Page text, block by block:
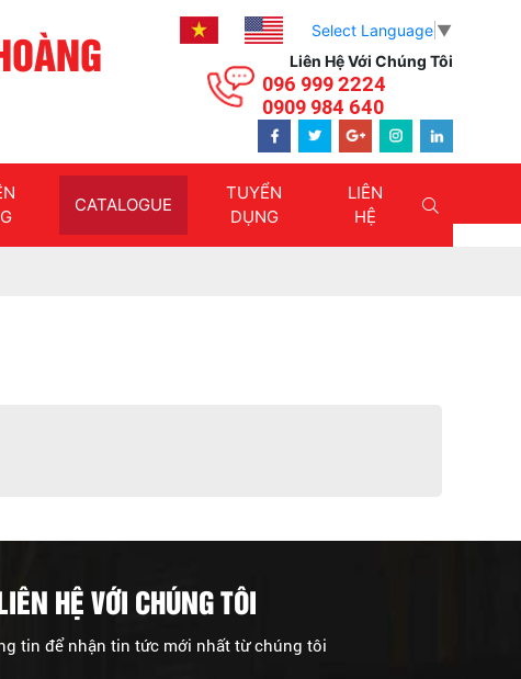
Select Language ▼
Liên Hệ Với Chúng Tôi
096 999 2224
0909 984 640
CATALOGUE
TUYỂN
DỤNG
LIÊN
HỆ
HỆ VỚI CHÚNG TÔI
tin để nhận tin tức mới nhất từ chúng tôi